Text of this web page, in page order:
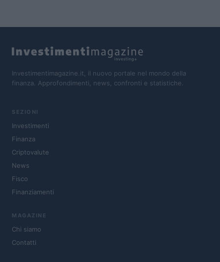
Investimentimagazine.it, il nuovo portale nel mondo della
finanza. Approfondimenti, news, confronti e statistiche.
SEZIONI
Investimenti
Finanza
Criptovalute
News
Fisco
Finanziamenti
MAGAZINE
Chi siamo
Contatti